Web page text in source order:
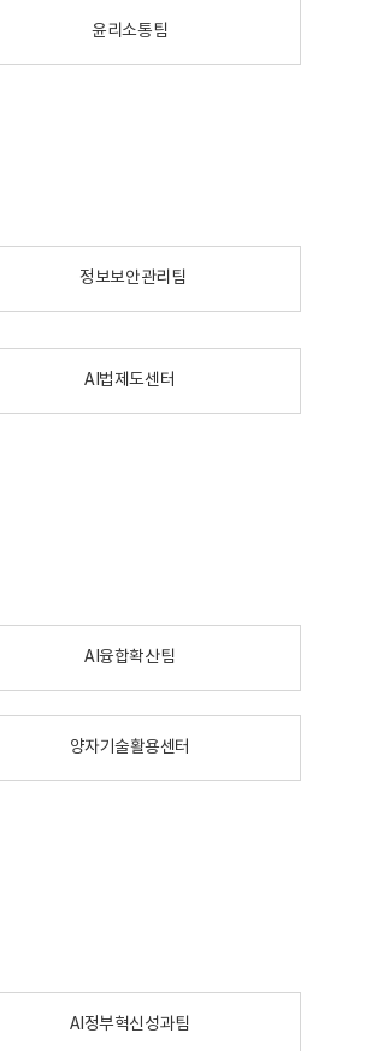
윤리소통팀
정보보안관리팀
AI법제도센터
AI융합확산팀
양자기술활용센터
AI정부혁신성과팀